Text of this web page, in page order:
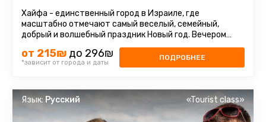
Хайфа - единственный город в Израиле, где
масштабно отмечают самый веселый, семейный,
добрый и волшебный праздник Новый год. Вечером
главная улица зажигается тысячами ...
от 215₪ до 296₪
*зависит от города и даты
ПОДРОБНЕЕ
Язык: Русский «Tourist class»